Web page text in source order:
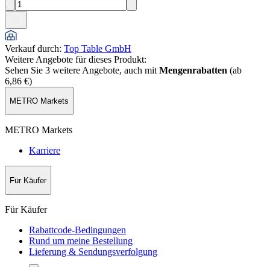
Verkauf durch: Top Table GmbH
Weitere Angebote für dieses Produkt:
Sehen Sie 3 weitere Angebote, auch mit Mengenrabatten (ab
6,86 €)
METRO Markets
METRO Markets
Karriere
Für Käufer
Für Käufer
Rabattcode-Bedingungen
Rund um meine Bestellung
Lieferung & Sendungsverfolgung